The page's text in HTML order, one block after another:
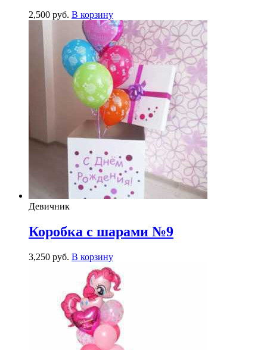
2,500 руб. В корзину
Девичник
Коробка с шарами №9
3,250 руб. В корзину